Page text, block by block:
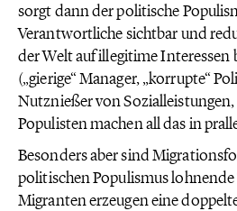
sorgt dann der politische
Verantwortliche sichtbar und
der Welt auf illegitime
(„gierige“ Manager, „korrupte“
Nutznießer von Sozialleistungen,
Populisten machen all das in
Besonders aber sind
politischen Populismus
Migranten erzeugen eine